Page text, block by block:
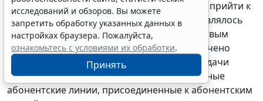
кодекса Российской Федерации) позволяет прийти к
выводу о том, что целью его заключения являлось
продолжение оказание услуг абонентам новым
оператором связи, что может быть обеспечено
лишь при передаче имущества - Сети передачи
данных, включающую в себя сформированные
абонентские линии, присоединенные к абонентским
исследований и обзоров. Вы можете
запретить обработку указанных данных в
настройках браузера. Пожалуйста,
ознакомьтесь с условиями их обработки.
Принять